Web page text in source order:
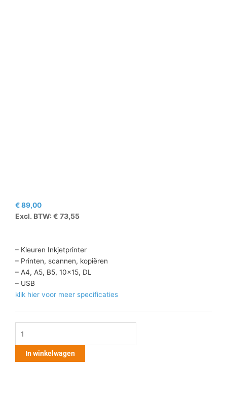
€89,00
Excl. BTW: € 73,55
– Kleuren Inkjetprinter
– Printen, scannen, kopiëren
– A4, A5, B5, 10×15, DL
– USB
klik hier voor meer specificaties
Pixma
MG2551S
aantal
In winkelwagen